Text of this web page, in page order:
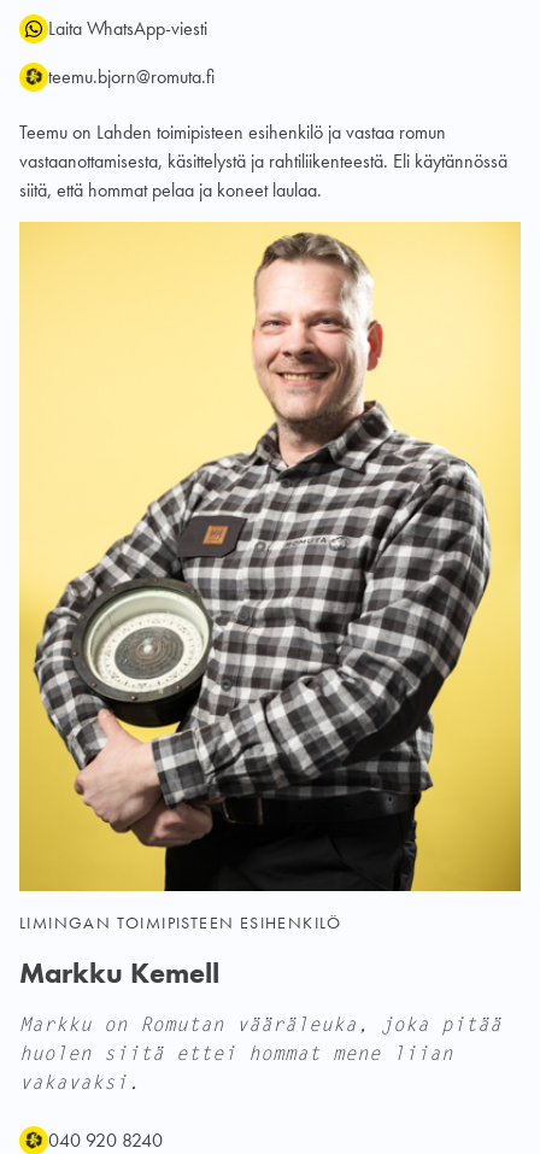
Laita WhatsApp-viesti
teemu.bjorn@romuta.fi
Teemu on Lahden toimipisteen esihenkilö ja vastaa romun
vastaanottamisesta, käsittelystä ja rahtiliikenteestä. Eli käytännössä
siitä, että hommat pelaa ja koneet laulaa.
LIMINGAN TOIMIPISTEEN ESIHENKILÖ
Markku Kemell
Markku on Romutan vääräleuka, joka pitää
huolen siitä ettei hommat mene liian
vakavaksi.
Puhelin:040 920 8240
WhatsApp:
Sähköposti: